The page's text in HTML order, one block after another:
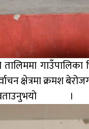
क्षेत्रमा क्रमश